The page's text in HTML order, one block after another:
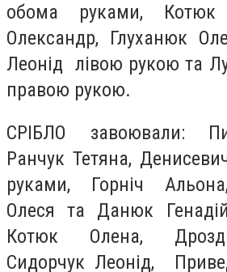
обома руками, Котюк
Олександр, Глуханюк
Леонід лівою рукою та
правою рукою.
СРІБЛО завоювали:
Ранчук Тетяна,
руками, Горніч
Олеся та Данюк
Котюк Олена,
Сидорчук Леонід,